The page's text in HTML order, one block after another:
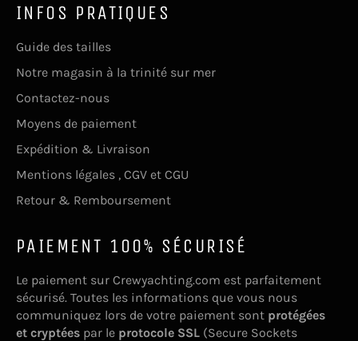
INFOS PRATIQUES
Guide des tailles
Notre magasin à la trinité sur mer
Contactez-nous
Moyens de paiement
Expédition & Livraison
Mentions légales , CGV et CGU
Retour & Remboursement
PAIEMENT 100% SÉCURISÉ
Le paiement sur Crewyachting.com est parfaitement
sécurisé. Toutes les informations que vous nous
communiquez lors de votre paiement sont protégées
et cryptées par le protocole SSL (Secure Sockets